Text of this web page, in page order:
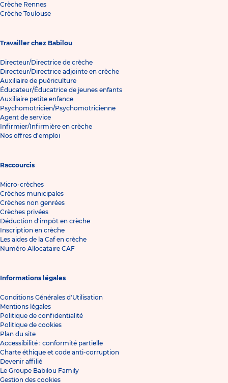
Crèche Rennes
Crèche Toulouse
Travailler chez Babilou
Directeur/Directrice de crèche
Directeur/Directrice adjointe en crèche
Auxiliaire de puériculture
Éducateur/Éducatrice de jeunes enfants
Auxiliaire petite enfance
Psychomotricien/Psychomotricienne
Agent de service
Infirmier/Infirmière en crèche
Nos offres d'emploi
Raccourcis
Micro-crèches
Crèches municipales
Crèches non genrées
Crèches privées
Déduction d'impôt en crèche
Inscription en crèche
Les aides de la Caf en crèche
Numéro Allocataire CAF
Informations légales
Conditions Générales d'Utilisation
Mentions légales
Politique de confidentialité
Politique de cookies
Plan du site
Accessibilité : conformité partielle
Charte éthique et code anti-corruption
Devenir affilié
Le Groupe Babilou Family
Gestion des cookies